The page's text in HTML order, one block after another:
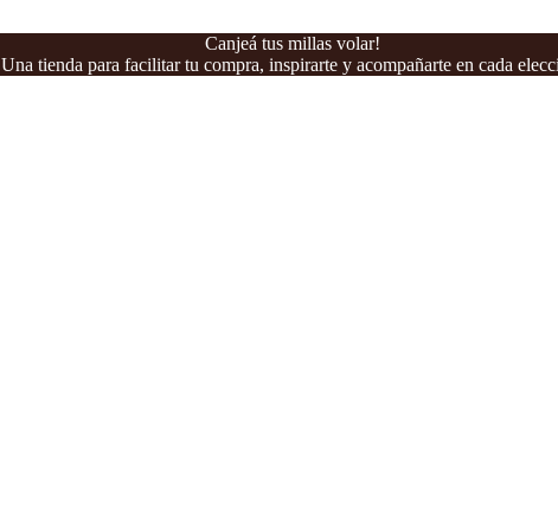
Canjeá tus millas volar!
Una tienda para facilitar tu compra, inspirarte y acompañarte en cada